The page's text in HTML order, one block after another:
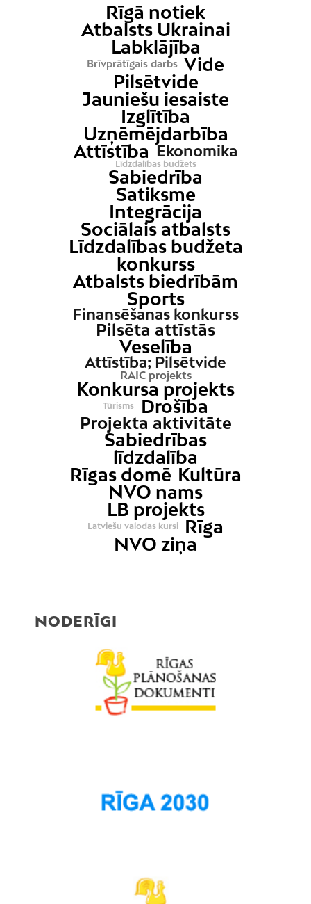
Rīgā notiek
Atbalsts Ukrainai
Labklājība
Brīvprātīgais darbs Vide
Pilsētvide
Jauniešu iesaiste
Izglītība
Uzņēmējdarbība
Attīstība Ekonomika
Līdzdalības budžets
Sabiedrība
Satiksme
Integrācija
Sociālais atbalsts
Līdzdalības budžeta
konkurss
Atbalsts biedrībām
Sports
Finansēšanas konkurss
Pilsēta attīstās
Veselība
Attīstība; Pilsētvide
RAIC projekts
Konkursa projekts
Tūrisms Drošība
Projekta aktivitāte
Sabiedrības
līdzdalība
Rīgas domē Kultūra
NVO nams
LB projekts
Latviešu valodas kursi
Rīga
NVO ziņa
NODERĪGI